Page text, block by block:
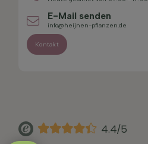
E-Mail senden
info@heijnen-pflanzen.de
Kontakt
4.4/5